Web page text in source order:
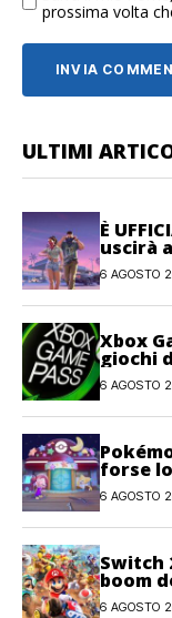
prossima volta
ULTIMI
È
uscirà
6 AGOSTO
Xbox
giochi
6 AGOSTO
forse
6 AGOSTO
Switch
boom
6 AGOSTO